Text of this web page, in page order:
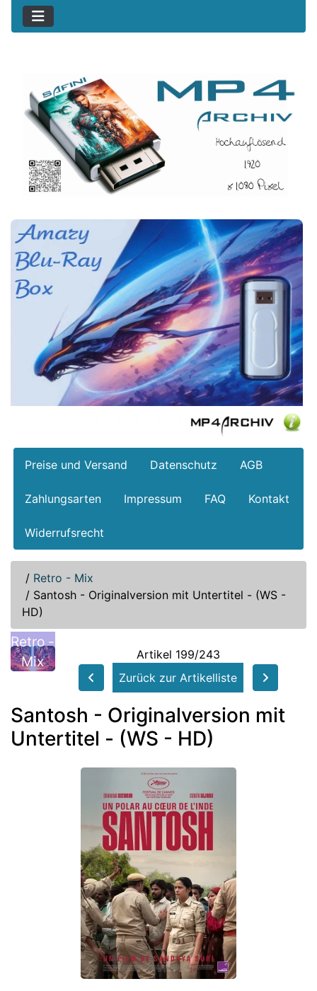
Preise und Versand Datenschutz AGB
Zahlungsarten Impressum FAQ Kontakt
Widerrufsrecht
/ Retro - Mix
/ Santosh - Originalversion mit Untertitel - (WS -
HD)
Retro -
Mix
Artikel 199/243
Zurück zur Artikelliste
Santosh - Originalversion mit
Untertitel - (WS - HD)